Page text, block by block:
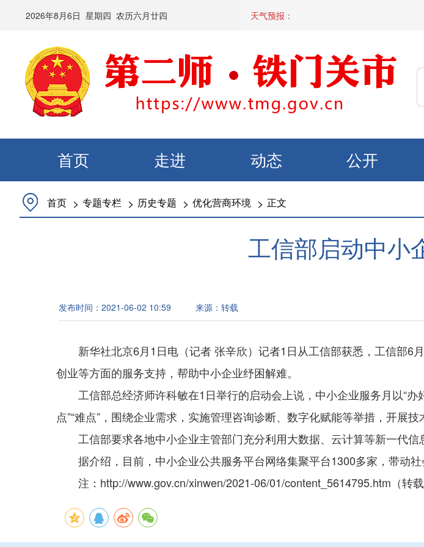
2026年8月6日 星期四 农历六月廿四 天气预报：
首页 走进 动态 公开
首页 > 专题专栏 > 历史专题 > 优化营商环境 > 正文
工信部启动中小
发布时间： 2021-06-02 10:59 来源： 转载
新华社北京6月1日电（记者 张辛欣）记者1日从工信部获悉，工信部
创业等方面的服务支持，帮助中小企业纾困解难。
工信部总经济师许科敏在1日举行的启动会上说，中小企业服务月以“
点”“难点”，围绕企业需求，实施管理咨询诊断、数字化赋能等举措，开展
工信部要求各地中小企业主管部门充分利用大数据、云计算等新一代信
据介绍，目前，中小企业公共服务平台网络集聚平台1300多家，带动社
注：http://www.gov.cn/xinwen/2021-06/01/content_5614795.htm（转载